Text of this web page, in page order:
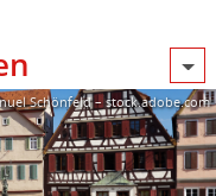
Schönfeld – stock.adobe.com